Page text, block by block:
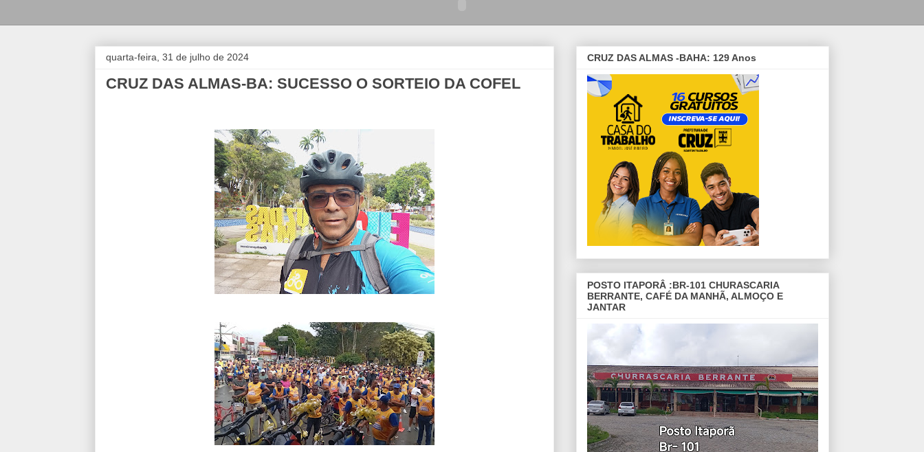
quarta-feira, 31 de julho de 2024
CRUZ DAS ALMAS-BA: SUCESSO O SORTEIO DA COFEL
CRUZ DAS ALMAS -BAHA: 129 Anos
POSTO ITAPORÂ :BR-101 CHURASCARIA
BERRANTE, CAFÉ DA MANHÃ, ALMOÇO E
JANTAR